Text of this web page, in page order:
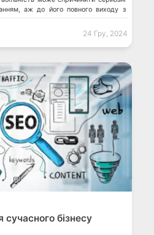
аж до його повного виходу з
24 Гру, 2024
💬
сучасного бізнесу